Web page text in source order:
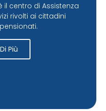
il centro di Assistenza
rivolti ai cittadini
Più